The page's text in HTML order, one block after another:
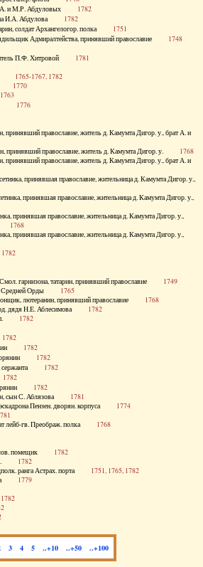
и М.Р. Абдуловых 1782
И.А. Абдулова 1782
солдат Архангелогор. полка 1751
Адмиралтейства, принявший православие 1748
П.Ф. Хитровой 1781
1765-1767, 1782
1770
1763
1776
принявший православие, житель д. Камумта Дигор. у., брат А. и
принявший православие, житель д. Камумта Дигор. у. 1768
принявший православие, житель д. Камумта Дигор. у., брат А. и
принявшая православие, жительница д. Камумта Дигор. у.,
принявшая православие, жительница д. Камумта Дигор. у.,
принявшая православие, жительница д. Камумта Дигор. у.,
1768
принявшая православие, жительница д. Камумта Дигор. у.,
1782
Смол. гарнизона, татарин, принявший православие 1749
Средней Орды 1765
лютеранин, принявший православие 1768
дядя Н.Е. Аблесимова 1782
1782
1782
1782
1782
сержанта 1782
1782
1782
сын С. Аблязова 1781
эскадрона Пензен. дворян. корпуса 1774
лейб-гв. Преображ. полка 1768
помещик 1782
1782
ранга Астрах. порта 1751, 1765, 1782
1779
1782
3 4 5 ..+10 ..+50 ..+100